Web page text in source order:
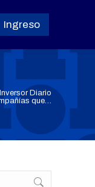
Ingreso
Inversor Diario
que…
Ingreso